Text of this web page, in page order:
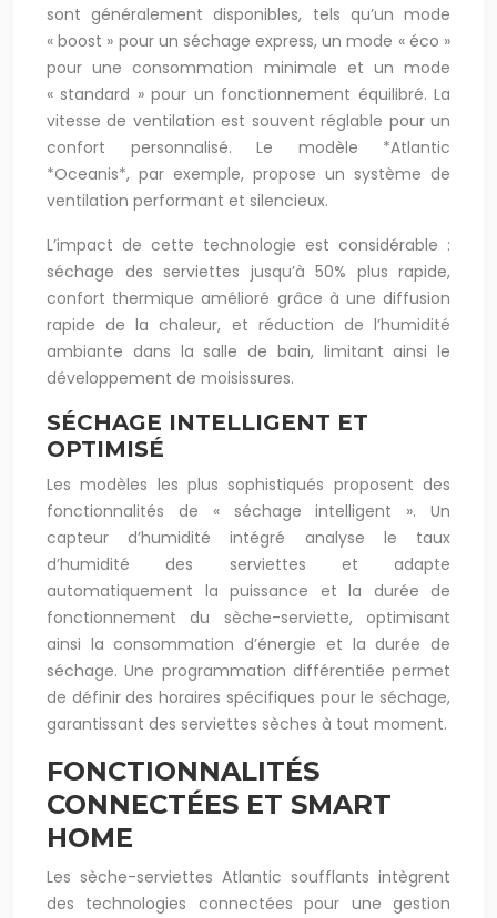
sont généralement disponibles, tels qu’un mode
« boost » pour un séchage express, un mode « éco »
pour une consommation minimale et un mode
« standard » pour un fonctionnement équilibré. La
vitesse de ventilation est souvent réglable pour un
confort personnalisé. Le modèle *Atlantic
*Oceanis*, par exemple, propose un système de
ventilation performant et silencieux.
L’impact de cette technologie est considérable :
séchage des serviettes jusqu’à 50% plus rapide,
confort thermique amélioré grâce à une diffusion
rapide de la chaleur, et réduction de l’humidité
ambiante dans la salle de bain, limitant ainsi le
développement de moisissures.
SÉCHAGE INTELLIGENT ET
OPTIMISÉ
Les modèles les plus sophistiqués proposent des
fonctionnalités de « séchage intelligent ». Un
capteur d’humidité intégré analyse le taux
d’humidité des serviettes et adapte
automatiquement la puissance et la durée de
fonctionnement du sèche-serviette, optimisant
ainsi la consommation d’énergie et la durée de
séchage. Une programmation différentiée permet
de définir des horaires spécifiques pour le séchage,
garantissant des serviettes sèches à tout moment.
FONCTIONNALITÉS
CONNECTÉES ET SMART
HOME
Les sèche-serviettes Atlantic soufflants intègrent
des technologies connectées pour une gestion